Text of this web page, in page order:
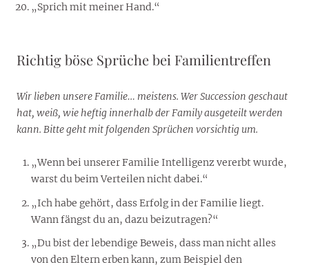
„Sprich mit meiner Hand.“
Richtig böse Sprüche bei Familientreffen
Wir lieben unsere Familie… meistens. Wer Succession geschaut
hat, weiß, wie heftig innerhalb der Family ausgeteilt werden
kann. Bitte geht mit folgenden Sprüchen vorsichtig um.
„Wenn bei unserer Familie Intelligenz vererbt wurde,
warst du beim Verteilen nicht dabei.“
„Ich habe gehört, dass Erfolg in der Familie liegt.
Wann fängst du an, dazu beizutragen?“
„Du bist der lebendige Beweis, dass man nicht alles
von den Eltern erben kann, zum Beispiel den